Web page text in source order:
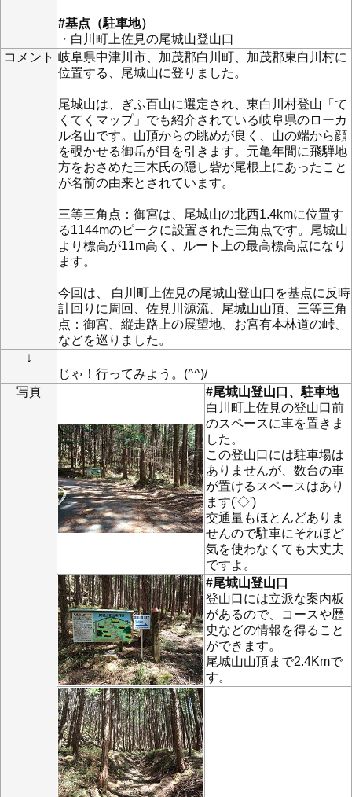
#基点（駐車地）
・白川町上佐見の尾城山登山口
コメント 岐阜県中津川市、加茂郡白川町、加茂郡東白川村に
位置する、尾城山に登りました。
尾城山は、ぎふ百山に選定され、東白川村登山「て
くてくマップ」でも紹介されている岐阜県のローカ
ル名山です。山頂からの眺めが良く、山の端から顔
を覗かせる御岳が目を引きます。元亀年間に飛騨地
方をおさめた三木氏の隠し砦が尾根上にあったこと
が名前の由来とされています。
三等三角点：御宮は、尾城山の北西1.4kmに位置す
る1144mのピークに設置された三角点です。尾城山
より標高が11m高く、ルート上の最高標高点になり
ます。
今回は、 白川町上佐見の尾城山登山口を基点に反時
計回りに周回、佐見川源流、尾城山山頂、三等三角
点：御宮、縦走路上の展望地、お宮有本林道の峠、
などを巡りました。
↓
じゃ！行ってみよう。(^^)/
写真
#尾城山登山口、駐車地
白川町上佐見の登山口前
のスペースに車を置きま
した。
この登山口には駐車場は
ありませんが、数台の車
が置けるスペースはあり
ます('◇')ゞ
交通量もほとんどありま
せんので駐車にそれほど
気を使わなくても大丈夫
ですよ。
#尾城山登山口
登山口には立派な案内板
があるので、コースや歴
史などの情報を得ること
ができます。
尾城山山頂まで2.4Kmで
す。